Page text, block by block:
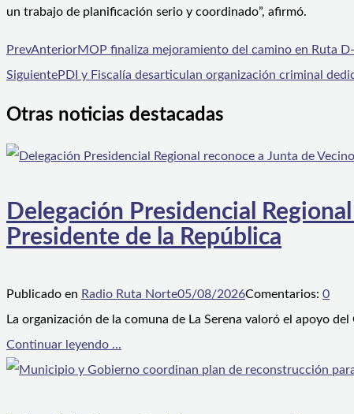
un trabajo de planificación serio y coordinado”, afirmó.
PrevAnteriorMOP finaliza mejoramiento del camino en Ruta
SiguientePDI y Fiscalía desarticulan organización criminal
Otras noticias destacadas
Delegación Presidencial
Presidente de la República
Publicado en Radio Ruta Norte05/08/2026Comentarios: 0
La organización de la comuna de La Serena valoró el apoyo
Continuar leyendo ...